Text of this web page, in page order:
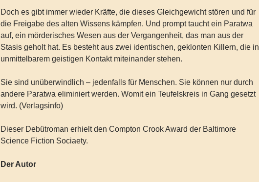
Doch es gibt immer wieder Kräfte, die dieses Gleichgewicht stören und für
die Freigabe des alten Wissens kämpfen. Und prompt taucht ein Paratwa
auf, ein mörderisches Wesen aus der Vergangenheit, das man aus der
Stasis geholt hat. Es besteht aus zwei identischen, geklonten Killern, die in
unmittelbarem geistigen Kontakt miteinander stehen.
Sie sind unüberwindlich – jedenfalls für Menschen. Sie können nur durch
andere Paratwa eliminiert werden. Womit ein Teufelskreis in Gang gesetzt
wird. (Verlagsinfo)
Dieser Debütroman erhielt den Compton Crook Award der Baltimore
Science Fiction Sociaety.
Der Autor